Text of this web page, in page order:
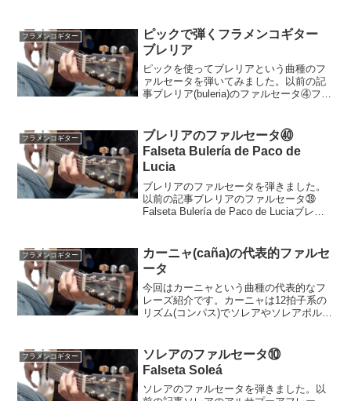
ードをするテクニックのことです。以前
紹介したものは↓ハイブリ...
フラメンコギター
ピックで弾くフラメンコギター
ブレリア
ピックを使ってブレリアという曲種のフ
ァルセータを弾いてみました。以前の記
事ブレリア(buleria)のファルセータ④フラ
ValenciaのAメジャーブレリアのファ...
フラメンコギター
ブレリアのファルセータ㊵
Falseta Bulería de Paco de
Lucia
ブレリアのファルセータを弾きました。
以前の記事ブレリアのファルセータ㊴
Falseta Bulería de Paco de Luciaブレリ
フラメンコギター
カーニャ(caña)の代表的ファルセ
ータ
今回はカーニャという曲種の代表的なフ
レーズ紹介です。カーニャは12拍子系の
リズム(コンパス)でソレアやソレアポルブ
ルセータがそのまま流用できたりしま
す。(...
フラメンコギター
ソレアのファルセータ⑩
Falseta Soleá
ソレアのファルセータを弾きました。以